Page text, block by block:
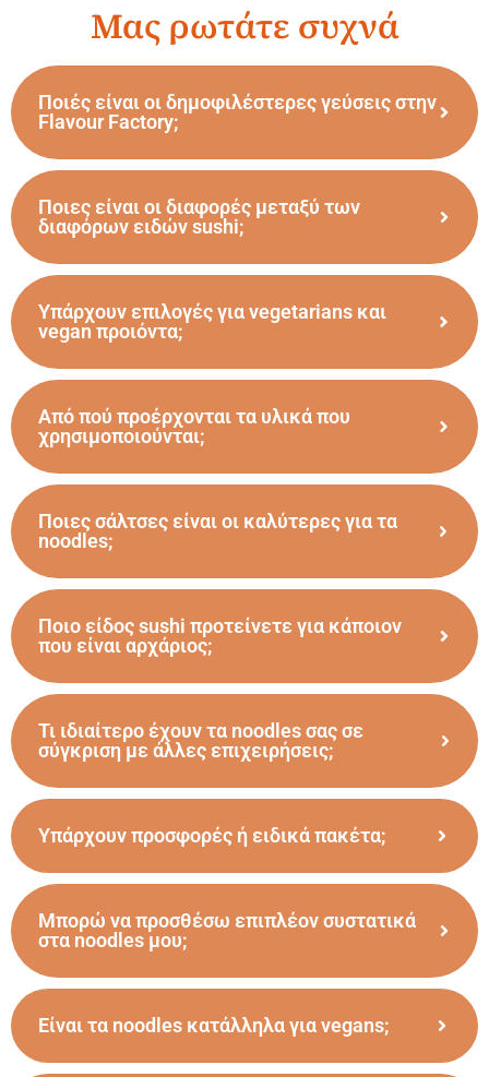
Μας ρωτάτε συχνά
Ποιές είναι οι δημοφιλέστερες γεύσεις στην
Flavour Factory;
Ποιες είναι οι διαφορές μεταξύ των
διαφόρων ειδών sushi;
Υπάρχουν επιλογές για vegetarians και
vegan προιόντα;
Από πού προέρχονται τα υλικά που
χρησιμοποιούνται;
Ποιες σάλτσες είναι οι καλύτερες για τα
noodles;
Ποιο είδος sushi προτείνετε για κάποιον
που είναι αρχάριος;
Τι ιδιαίτερο έχουν τα noodles σας σε
σύγκριση με άλλες επιχειρήσεις;
Υπάρχουν προσφορές ή ειδικά πακέτα;
Μπορώ να προσθέσω επιπλέον συστατικά
στα noodles μου;
Είναι τα noodles κατάλληλα για vegans;